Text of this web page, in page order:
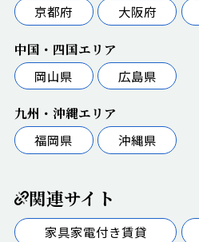
京都府
大阪府
中国・四国エリア
岡山県
広島県
九州・沖縄エリア
福岡県
沖縄県
関連サイト
家具家電付き賃貸